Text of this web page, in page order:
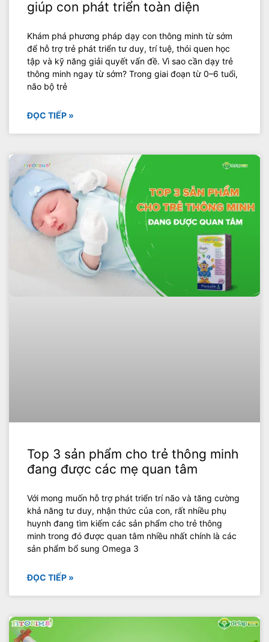
giúp con phát triển toàn diện
Khám phá phương pháp dạy con thông minh từ sớm
để hỗ trợ trẻ phát triển tư duy, trí tuệ, thói quen học
tập và kỹ năng giải quyết vấn đề. Vì sao cần dạy trẻ
thông minh ngay từ sớm? Trong giai đoạn từ 0–6 tuổi,
não bộ trẻ
ĐỌC TIẾP »
Top 3 sản phẩm cho trẻ thông minh
đang được các mẹ quan tâm
Với mong muốn hỗ trợ phát triển trí não và tăng cường
khả năng tư duy, nhận thức của con, rất nhiều phụ
huynh đang tìm kiếm các sản phẩm cho trẻ thông
minh trong đó được quan tâm nhiều nhất chính là các
sản phẩm bổ sung Omega 3
ĐỌC TIẾP »